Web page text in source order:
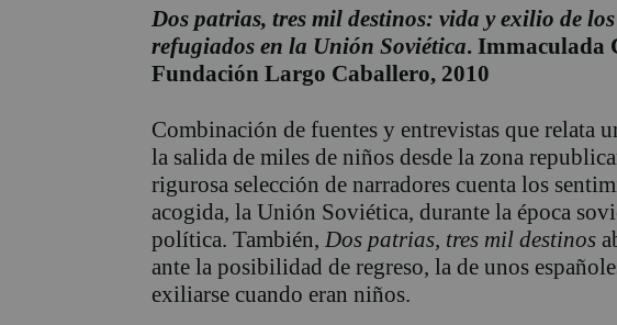
Dos patrias, tres mil destinos: vida y exilio de
refugiados en la Unión Soviética. Immaculada
Fundación Largo Caballero, 2010
Combinación de fuentes y entrevistas que relata
la salida de miles de niños desde la zona
rigurosa selección de narradores cuenta los
acogida, la Unión Soviética, durante la época
política. También, Dos patrias, tres mil destinos
ante la posibilidad de regreso, la de unos
exiliarse cuando eran niños.